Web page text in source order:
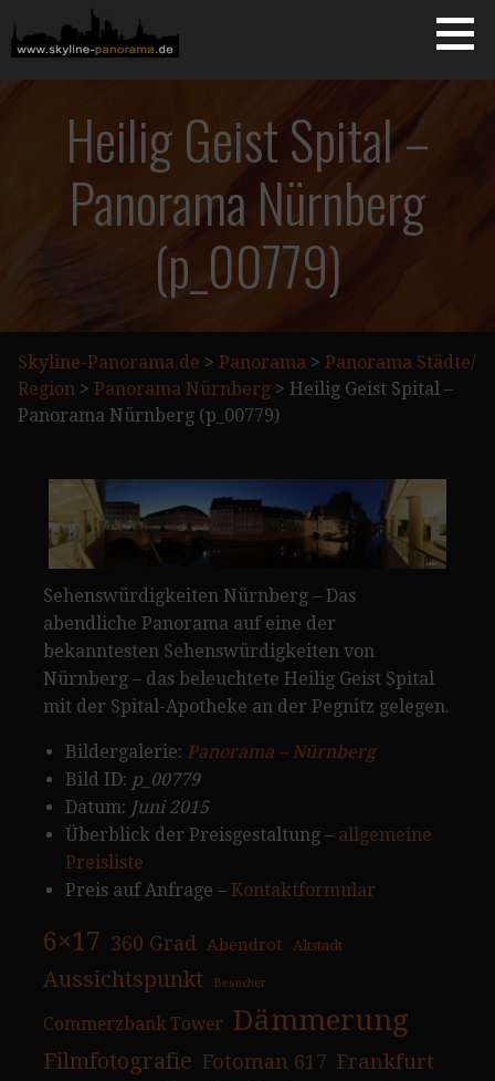
Inhalt
springen
SKYLINE-PANORAMA.DE
Heilig Geist Spital –
Panorama Nürnberg
(p_00779)
Skyline-Panorama.de > Panorama > Panorama Städte/
Region > Panorama Nürnberg > Heilig Geist Spital –
Panorama Nürnberg (p_00779)
Sehenswürdigkeiten Nürnberg – Das
abendliche Panorama auf eine der
bekanntesten Sehenswürdigkeiten von
Nürnberg – das beleuchtete Heilig Geist Spital
mit der Spital-Apotheke an der Pegnitz gelegen.
Bildergalerie: Panorama – Nürnberg
Bild ID: p_00779
Datum: Juni 2015
Überblick der Preisgestaltung – allgemeine
Preisliste
Preis auf Anfrage – Kontaktformular
6×17 360 Grad Abendrot Altstadt
Aussichtspunkt Besucher
Commerzbank Tower Dämmerung
Filmfotografie Fotoman 617 Frankfurt